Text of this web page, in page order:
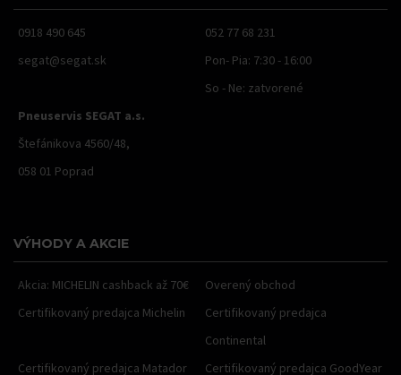
0918 490 645
052 77 68 231
segat@segat.sk
Pon- Pia: 7:30 - 16:00
So - Ne: zatvorené
Pneuservis SEGAT a.s.
Štefánikova 4560/48,
058 01 Poprad
VÝHODY A AKCIE
Akcia: MICHELIN cashback až 70€
Overený obchod
Certifikovaný predajca Michelin
Certifikovaný predajca
Continental
Certifikovaný predajca Matador
Certifikovaný predajca GoodYear